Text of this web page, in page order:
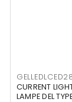
CURRENT
LAMPE DEL